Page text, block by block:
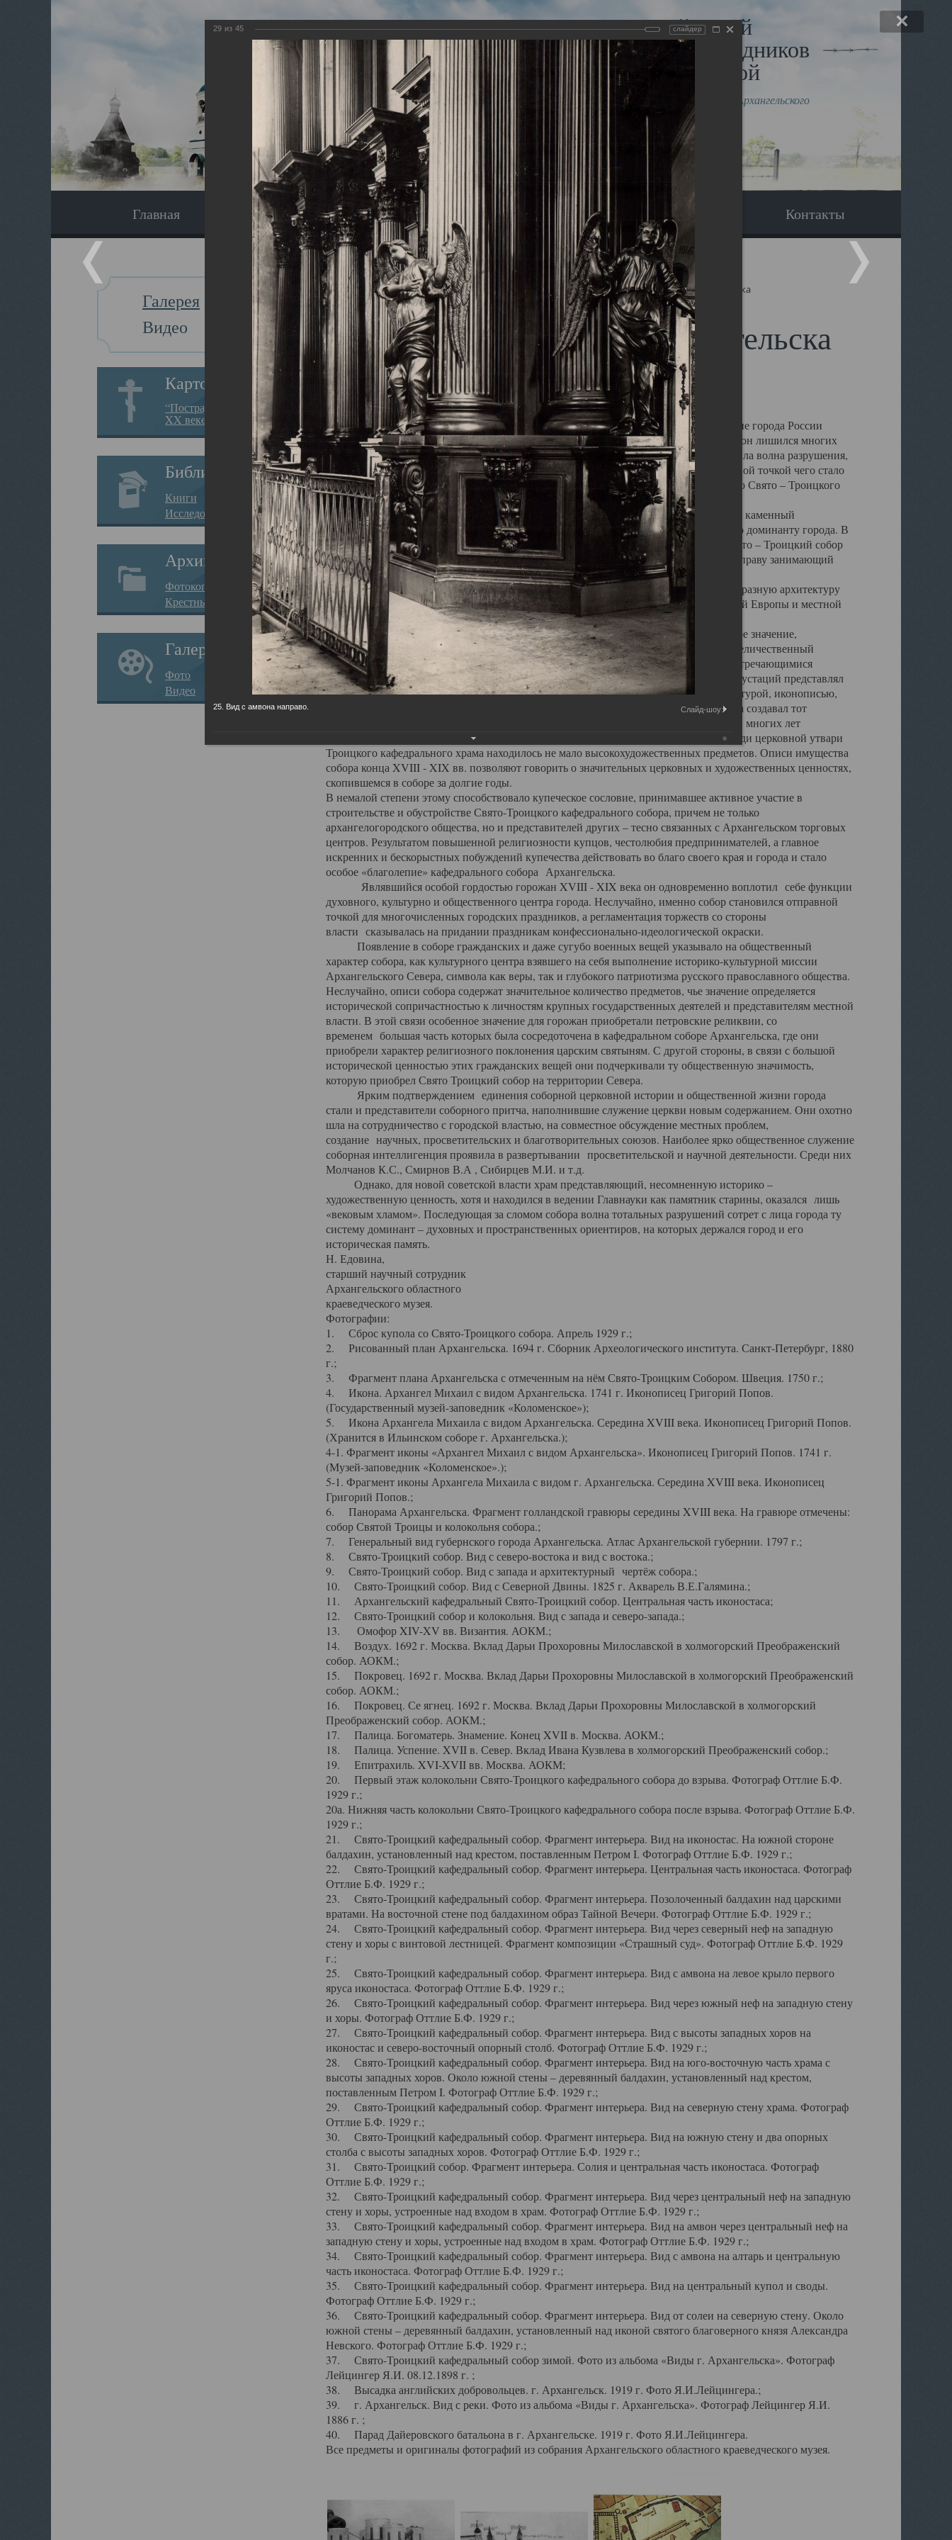
Виртуальный музей
Новомучеников и исповедников
Земли Архангельской
Сайт создан по благословлению митрополита Архангельского
и Холмогорского Даниила
Главная Экскурсия Наследники Галерея Вопрос-ответ Контакты
Галерея
Видео
Картотека
“Пострадавшие за веру в
XX веке на Севере”
Библиотека
Книги
Исследования
Архив
Фотокопии дел
Крестные ходы
Галерея
Фото
Видео
Главная Галерея Храмы-мученики Архангельска Свято-Троицкий собор Архангельска
Свято-Троицкий собор Архангельска
Свято-Троицкий собор Архангельска
23.12.2015
Сегодня мы можем говорить, что Архангельск в большей мере, чем другие губернские города России
пострадал от целенаправленных систематических разрушений, в результате которых он лишился многих
выдающихся памятников архитектуры. Больше всего по старому Архангельску ударила волна разрушения,
вызванная борьбой с религией, набравшая особую силу в конце 20 –х годов. Отправной точкой чего стало
разрушение православного центра архангельской губернии - ансамбля кафедрального Свято – Троицкого
собора Архангельска.
Возникнув в начале XVIII века в центре Архангельска, величественный каменный
двухэтажный Троицкий собор, сразу превратился в зрительную и градостроительную доминанту города. В
XVIII веке по масштабам ему не было равных на Севере. Вплоть до разрушения Свято – Троицкий собор
оставался самым высоким и значительным из городских строений Архангельска, по праву занимающий
второе место, после гостиных дворов, в градостроительной картине Архангельска.
Один из самых больших и светлых соборов России воплотил в себе яркую и своеобразную архитектуру
портового города с отраженными в ней архитектурными течениями России, Западной Европы и местной
архангелогородской школы церковного зодчества.
Масштабность, благолепие и богатство собора, вполне оправдывали его кафедральное значение,
заслуженно выделяя из многочисленных культовых построек города. Обширный и величественный
иконостас украшенный колоннами ионического стиля, с единственными нигде не встречающимися
царскими вратами, изящным фронтоном и множеством резных, символических инкрустаций представлял
собой поистине художественную ценность. В совокупности же с живописью, скульптурой, иконописью,
шитьем, многочисленными предметами церковной утвари интерьер Троицкого храма создавал тот
неповторимый красочный ансамбль декоративного убранства собора, на протяжении многих лет
поражающий воображение своих посетителей. В соборной ризнице, библиотеке, среди церковной утвари
Троицкого кафедрального храма находилось не мало высокохудожественных предметов. Описи имущества
собора конца XVIII - XIX вв. позволяют говорить о значительных церковных и художественных ценностях,
скопившемся в соборе за долгие годы.
В немалой степени этому способствовало купеческое сословие, принимавшее активное участие в
строительстве и обустройстве Свято-Троицкого кафедрального собора, причем не только
архангелогородского общества, но и представителей других – тесно связанных с Архангельском торговых
центров. Результатом повышенной религиозности купцов, честолюбия предпринимателей, а главное
искренних и бескорыстных побуждений купечества действовать во благо своего края и города и стало
особое «благолепие» кафедрального собора Архангельска.
Являвшийся особой гордостью горожан XVIII - XIX века он одновременно воплотил себе функции
духовного, культурно и общественного центра города. Неслучайно, именно собор становился отправной
точкой для многочисленных городских праздников, а регламентация торжеств со стороны
власти сказывалась на придании праздникам конфессионально-идеологической окраски.
Появление в соборе гражданских и даже сугубо военных вещей указывало на общественный
характер собора, как культурного центра взявшего на себя выполнение историко-культурной миссии
Архангельского Севера, символа как веры, так и глубокого патриотизма русского православного общества.
Неслучайно, описи собора содержат значительное количество предметов, чье значение определяется
исторической сопричастностью к личностям крупных государственных деятелей и представителям местной
власти. В этой связи особенное значение для горожан приобретали петровские реликвии, со
временем большая часть которых была сосредоточена в кафедральном соборе Архангельска, где они
приобрели характер религиозного поклонения царским святыням. С другой стороны, в связи с большой
исторической ценностью этих гражданских вещей они подчеркивали ту общественную значимость,
которую приобрел Свято Троицкий собор на территории Севера.
Ярким подтверждением единения соборной церковной истории и общественной жизни города
стали и представители соборного притча, наполнившие служение церкви новым содержанием. Они охотно
шла на сотрудничество с городской властью, на совместное обсуждение местных проблем,
создание научных, просветительских и благотворительных союзов. Наиболее ярко общественное служение
соборная интеллигенция проявила в развертывании просветительской и научной деятельности. Среди них
Молчанов К.С., Смирнов В.А , Сибирцев М.И. и т.д.
Однако, для новой советской власти храм представляющий, несомненную историко –
художественную ценность, хотя и находился в ведении Главнауки как памятник старины, оказался лишь
«вековым хламом». Последующая за сломом собора волна тотальных разрушений сотрет с лица города ту
систему доминант – духовных и пространственных ориентиров, на которых держался город и его
историческая память.
Н. Едовина,
старший научный сотрудник
Архангельского областного
краеведческого музея.
Фотографии:
1. Сброс купола со Свято-Троицкого собора. Апрель 1929 г.;
2. Рисованный план Архангельска. 1694 г. Сборник Археологического института. Санкт-Петербург, 1880
г.;
3. Фрагмент плана Архангельска с отмеченным на нём Свято-Троицким Собором. Швеция. 1750 г.;
4. Икона. Архангел Михаил с видом Архангельска. 1741 г. Иконописец Григорий Попов.
(Государственный музей-заповедник «Коломенское»);
5. Икона Архангела Михаила с видом Архангельска. Середина XVIII века. Иконописец Григорий Попов.
(Хранится в Ильинском соборе г. Архангельска.);
4-1. Фрагмент иконы «Архангел Михаил с видом Архангельска». Иконописец Григорий Попов. 1741 г.
(Музей-заповедник «Коломенское».);
5-1. Фрагмент иконы Архангела Михаила с видом г. Архангельска. Середина XVIII века. Иконописец
Григорий Попов.;
6. Панорама Архангельска. Фрагмент голландской гравюры середины XVIII века. На гравюре отмечены:
собор Святой Троицы и колокольня собора.;
7. Генеральный вид губернского города Архангельска. Атлас Архангельской губернии. 1797 г.;
8. Свято-Троицкий собор. Вид с северо-востока и вид с востока.;
9. Свято-Троицкий собор. Вид с запада и архитектурный чертёж собора.;
10. Свято-Троицкий собор. Вид с Северной Двины. 1825 г. Акварель В.Е.Галямина.;
11. Архангельский кафедральный Свято-Троицкий собор. Центральная часть иконостаса;
12. Свято-Троицкий собор и колокольня. Вид с запада и северо-запада.;
13. Омофор XIV-XV вв. Византия. АОКМ.;
14. Воздух. 1692 г. Москва. Вклад Дарьи Прохоровны Милославской в холмогорский Преображенский
собор. АОКМ.;
15. Покровец. 1692 г. Москва. Вклад Дарьи Прохоровны Милославской в холмогорский Преображенский
собор. АОКМ.;
16. Покровец. Се ягнец. 1692 г. Москва. Вклад Дарьи Прохоровны Милославской в холмогорский
Преображенский собор. АОКМ.;
17. Палица. Богоматерь. Знамение. Конец XVII в. Москва. АОКМ.;
18. Палица. Успение. XVII в. Север. Вклад Ивана Кузвлева в холмогорский Преображенский собор.;
19. Епитрахиль. XVI-XVII вв. Москва. АОКМ;
20. Первый этаж колокольни Свято-Троицкого кафедрального собора до взрыва. Фотограф Оттлие Б.Ф.
1929 г.;
20а. Нижняя часть колокольни Свято-Троицкого кафедрального собора после взрыва. Фотограф Оттлие Б.Ф.
1929 г.;
21. Свято-Троицкий кафедральный собор. Фрагмент интерьера. Вид на иконостас. На южной стороне
балдахин, установленный над крестом, поставленным Петром I. Фотограф Оттлие Б.Ф. 1929 г.;
22. Свято-Троицкий кафедральный собор. Фрагмент интерьера. Центральная часть иконостаса. Фотограф
Оттлие Б.Ф. 1929 г.;
23. Свято-Троицкий кафедральный собор. Фрагмент интерьера. Позолоченный балдахин над царскими
вратами. На восточной стене под балдахином образ Тайной Вечери. Фотограф Оттлие Б.Ф. 1929 г.;
24. Свято-Троицкий кафедральный собор. Фрагмент интерьера. Вид через северный неф на западную
стену и хоры с винтовой лестницей. Фрагмент композиции «Страшный суд». Фотограф Оттлие Б.Ф. 1929
г.;
25. Свято-Троицкий кафедральный собор. Фрагмент интерьера. Вид с амвона на левое крыло первого
яруса иконостаса. Фотограф Оттлие Б.Ф. 1929 г.;
26. Свято-Троицкий кафедральный собор. Фрагмент интерьера. Вид через южный неф на западную стену
и хоры. Фотограф Оттлие Б.Ф. 1929 г.;
27. Свято-Троицкий кафедральный собор. Фрагмент интерьера. Вид с высоты западных хоров на
иконостас и северо-восточный опорный столб. Фотограф Оттлие Б.Ф. 1929 г.;
28. Свято-Троицкий кафедральный собор. Фрагмент интерьера. Вид на юго-восточную часть храма с
высоты западных хоров. Около южной стены – деревянный балдахин, установленный над крестом,
поставленным Петром I. Фотограф Оттлие Б.Ф. 1929 г.;
29. Свято-Троицкий кафедральный собор. Фрагмент интерьера. Вид на северную стену храма. Фотограф
Оттлие Б.Ф. 1929 г.;
30. Свято-Троицкий кафедральный собор. Фрагмент интерьера. Вид на южную стену и два опорных
столба с высоты западных хоров. Фотограф Оттлие Б.Ф. 1929 г.;
31. Свято-Троицкий собор. Фрагмент интерьера. Солия и центральная часть иконостаса. Фотограф
Оттлие Б.Ф. 1929 г.;
32. Свято-Троицкий кафедральный собор. Фрагмент интерьера. Вид через центральный неф на западную
стену и хоры, устроенные над входом в храм. Фотограф Оттлие Б.Ф. 1929 г.;
33. Свято-Троицкий кафедральный собор. Фрагмент интерьера. Вид на амвон через центральный неф на
западную стену и хоры, устроенные над входом в храм. Фотограф Оттлие Б.Ф. 1929 г.;
34. Свято-Троицкий кафедральный собор. Фрагмент интерьера. Вид с амвона на алтарь и центральную
часть иконостаса. Фотограф Оттлие Б.Ф. 1929 г.;
35. Свято-Троицкий кафедральный собор. Фрагмент интерьера. Вид на центральный купол и своды.
Фотограф Оттлие Б.Ф. 1929 г.;
36. Свято-Троицкий кафедральный собор. Фрагмент интерьера. Вид от солеи на северную стену. Около
южной стены – деревянный балдахин, установленный над иконой святого благоверного князя Александра
Невского. Фотограф Оттлие Б.Ф. 1929 г.;
37. Свято-Троицкий кафедральный собор зимой. Фото из альбома «Виды г. Архангельска». Фотограф
Лейцингер Я.И. 08.12.1898 г. ;
38. Высадка английских добровольцев. г. Архангельск. 1919 г. Фото Я.И.Лейцингера.;
39. г. Архангельск. Вид с реки. Фото из альбома «Виды г. Архангельска». Фотограф Лейцингер Я.И.
1886 г. ;
40. Парад Дайеровского батальона в г. Архангельске. 1919 г. Фото Я.И.Лейцингера.
Все предметы и оригиналы фотографий из собрания Архангельского областного краеведческого музея.
29 из 45 слайдер
25. Вид с амвона направо. Слайд-шоу: